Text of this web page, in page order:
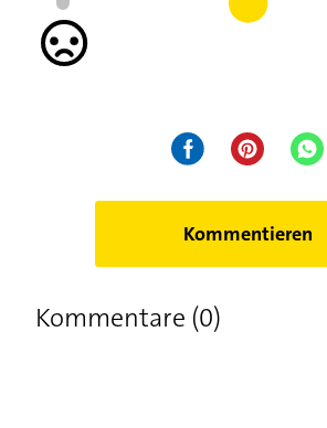
Sugaring selber machen: Tipps
die Haarentfernung
Kommentieren
Kommentare (0)